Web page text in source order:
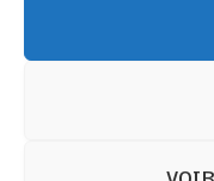
humain et 0% IA de